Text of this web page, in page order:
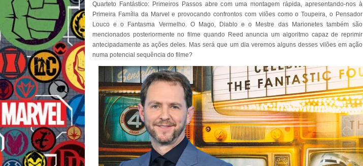
Quarteto Fantástico: Primeiros Passos abre com uma montagem rápida, apresentando-nos à
Primeira Família da Marvel e provocando confrontos com vilões como o Toupeira, o Pensador
Louco e o Fantasma Vermelho. O Mago, Diablo e o Mestre das Marionetes também são
mencionados posteriormente no filme quando Reed anuncia um algoritmo capaz de reprimir
antecipadamente as ações deles. Mas será que um dia veremos alguns desses vilões em ação
numa potencial sequência do filme?